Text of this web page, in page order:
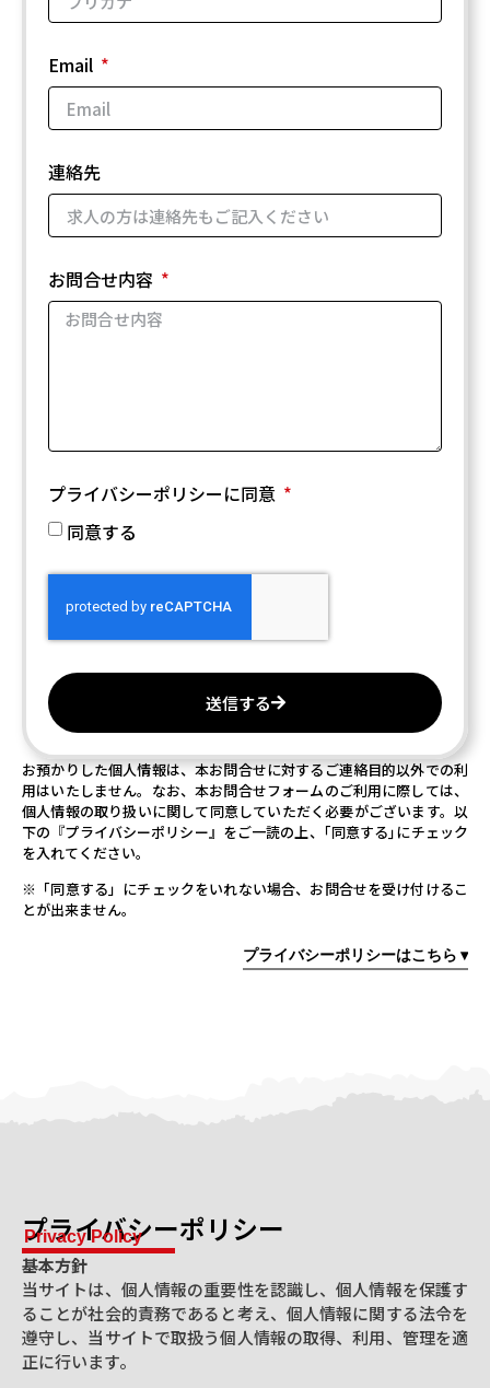
Email
連絡先
お問合せ内容
プライバシーポリシーに同意
同意する
送信する
お預かりした個人情報は、本お問合せに対するご連絡目的以外での利
用はいたしません。なお、本お問合せフォームのご利用に際しては、
個人情報の取り扱いに関して同意していただく必要がございます。以
下の『プライバシーポリシー』をご一読の上、｢同意する｣にチェック
を入れてください。
※「同意する」にチェックをいれない場合、お問合せを受け付けるこ
とが出来ません。
プライバシーポリシーはこちら ▾
プライバシーポリシー
Privacy Policy
基本方針
当サイトは、個人情報の重要性を認識し、個人情報を保護す
ることが社会的責務であると考え、個人情報に関する法令を
遵守し、当サイトで取扱う個人情報の取得、利用、管理を適
正に行います。